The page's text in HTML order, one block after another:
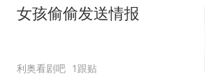
女孩偷偷发送情报
利奥看剧吧 1跟贴